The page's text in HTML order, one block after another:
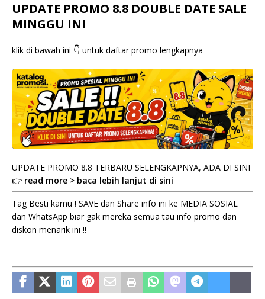
UPDATE PROMO 8.8 DOUBLE DATE SALE
MINGGU INI
klik di bawah ini 👇 untuk daftar promo lengkapnya
UPDATE PROMO 8.8 TERBARU SELENGKAPNYA, ADA DI SINI
👉 read more > baca lebih lanjut di sini
Tag Besti kamu ! SAVE dan Share info ini ke MEDIA SOSIAL
dan WhatsApp biar gak mereka semua tau info promo dan
diskon menarik ini !!